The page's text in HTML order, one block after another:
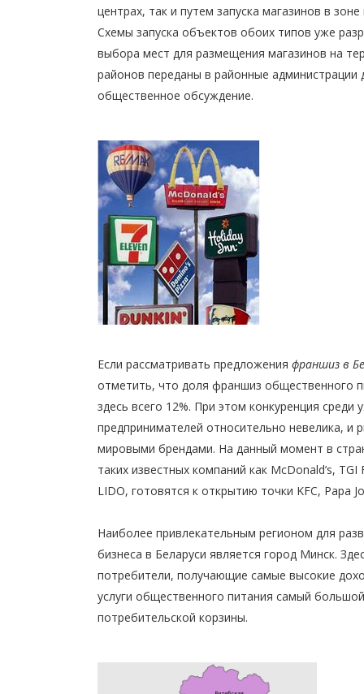
центрах, так и путем запуска магазинов в
Схемы запуска объектов обоих типов уже
выбора мест для размещения магазинов на
районов переданы в районные администрации
общественное обсуждение.
Если рассматривать предложения франшиз в
отметить, что доля франшиз общественного
здесь всего 12%. При этом конкуренция
предпринимателей относительно невелика, и
мировыми брендами. На данный момент в
таких известных компаний как McDonald’s, TGI
LIDO, готовятся к открытию точки KFC, Papa
Наиболее привлекательным регионом для
бизнеса в Беларуси является город Минск.
потребители, получающие самые высокие
услуги общественного питания самый
потребительской корзины.